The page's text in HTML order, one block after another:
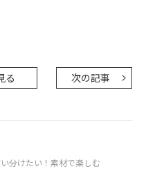
る 次の記事
分けたい！素材で楽しむ